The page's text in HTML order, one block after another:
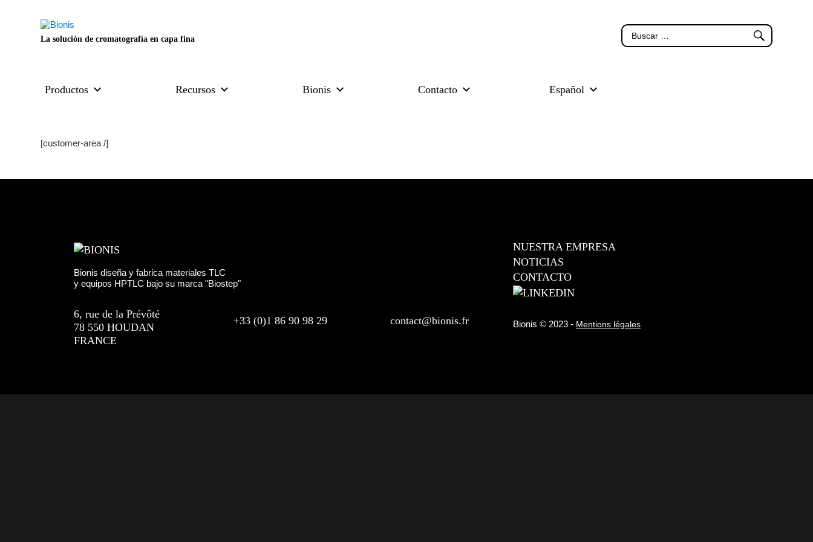
La solución de cromatografía en capa fina
Productos Recursos Bionis Contacto Español
[customer-area /]
Bionis diseña y fabrica materiales TLC
y equipos HPTLC bajo su marca "Biostep"
6, rue de la Prévôté
78 550 HOUDAN
FRANCE
+33 (0)1 86 90 98 29 contact@bionis.fr
NUESTRA EMPRESA
NOTICIAS
CONTACTO
Bionis © 2023 - Mentions légales